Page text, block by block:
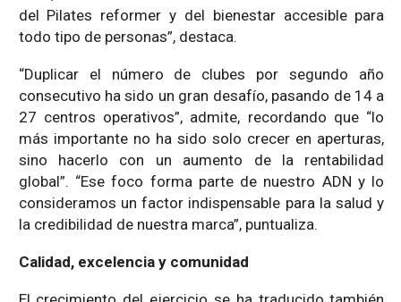
del Pilates reformer y del bienestar accesible para
todo tipo de personas”, destaca.
“Duplicar el número de clubes por segundo año
consecutivo ha sido un gran desafío, pasando de 14 a
27 centros operativos”, admite, recordando que “lo
más importante no ha sido solo crecer en aperturas,
sino hacerlo con un aumento de la rentabilidad
global”. “Ese foco forma parte de nuestro ADN y lo
consideramos un factor indispensable para la salud y
la credibilidad de nuestra marca”, puntualiza.
Calidad, excelencia y comunidad